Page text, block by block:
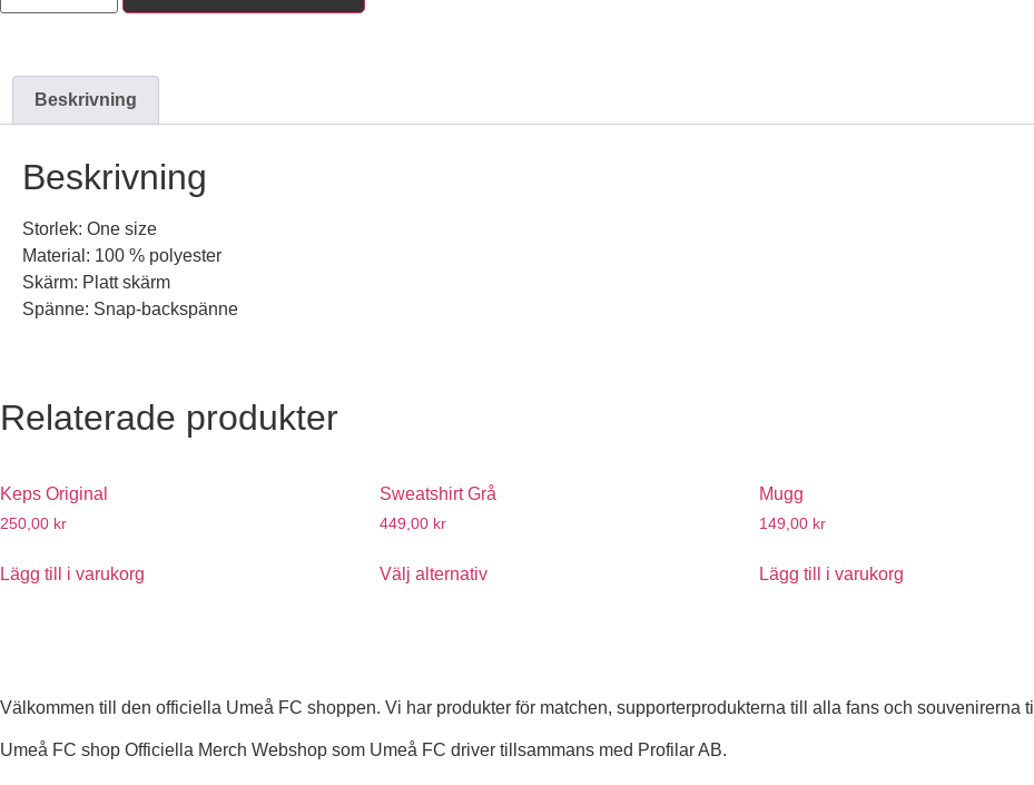
Beskrivning
Beskrivning
Storlek: One size
Material: 100 % polyester
Skärm: Platt skärm
Spänne: Snap-backspänne
Relaterade produkter
Keps Original
250,00 kr
Lägg till i varukorg
Sweatshirt Grå
449,00 kr
Välj alternativ
Mugg
149,00 kr
Lägg till i varukorg
Välkommen till den officiella Umeå FC shoppen. Vi har produkter för matchen, supporterprodukterna till alla fans och souvenirerna
Umeå FC shop Officiella Merch Webshop som Umeå FC driver tillsammans med Profilar AB.